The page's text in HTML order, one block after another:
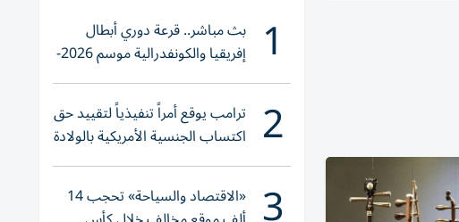
1 بث مباشر.. قرعة دوري أبطال
إفريقيا والكونفدرالية موسم 2026-
2027
2 ترامب يوقع أمراً تنفيذياً لتقييد حق
اكتساب الجنسية الأمريكية بالولادة
«الاقتصاد والسياحة» تحجب 14